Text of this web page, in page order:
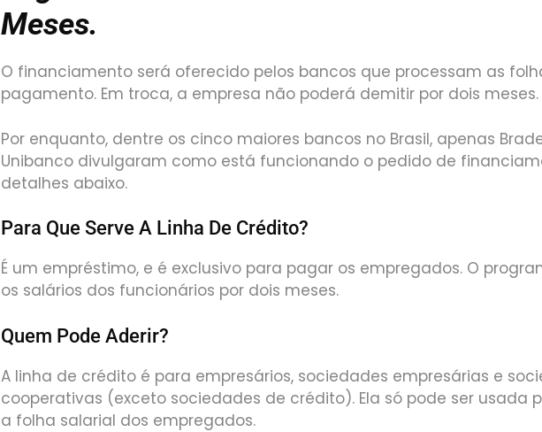
Meses.
O financiamento será oferecido pelos bancos que processam as
pagamento. Em troca, a empresa não poderá demitir por dois meses.
Por enquanto, dentre os cinco maiores bancos no Brasil, apenas
Unibanco divulgaram como está funcionando o pedido de
detalhes abaixo.
Para Que Serve A Linha De Crédito?
É um empréstimo, e é exclusivo para pagar os empregados. O
os salários dos funcionários por dois meses.
Quem Pode Aderir?
A linha de crédito é para empresários, sociedades empresárias e
cooperativas (exceto sociedades de crédito). Ela só pode ser usada
a folha salarial dos empregados.